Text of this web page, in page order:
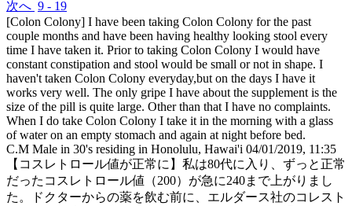
次へ 9 - 19
[Colon Colony] I have been taking Colon Colony for the past
couple months and have been having healthy looking stool every
time I have taken it. Prior to taking Colon Colony I would have
constant constipation and stool would be small or not in shape. I
haven't taken Colon Colony everyday,but on the days I have it
works very well. The only gripe I have about the supplement is the
size of the pill is quite large. Other than that I have no complaints.
When I do take Colon Colony I take it in the morning with a glass
of water on an empty stomach and again at night before bed.
C.M Male in 30's residing in Honolulu, Hawai'i 04/01/2019, 11:35
【コスレトロール値が正常に】私は80代に入り、ずっと正常
だったコスレトロール値（200）が急に240まで上がりまし
た。ドクターからの薬を飲む前に、エルダース社のコレスト